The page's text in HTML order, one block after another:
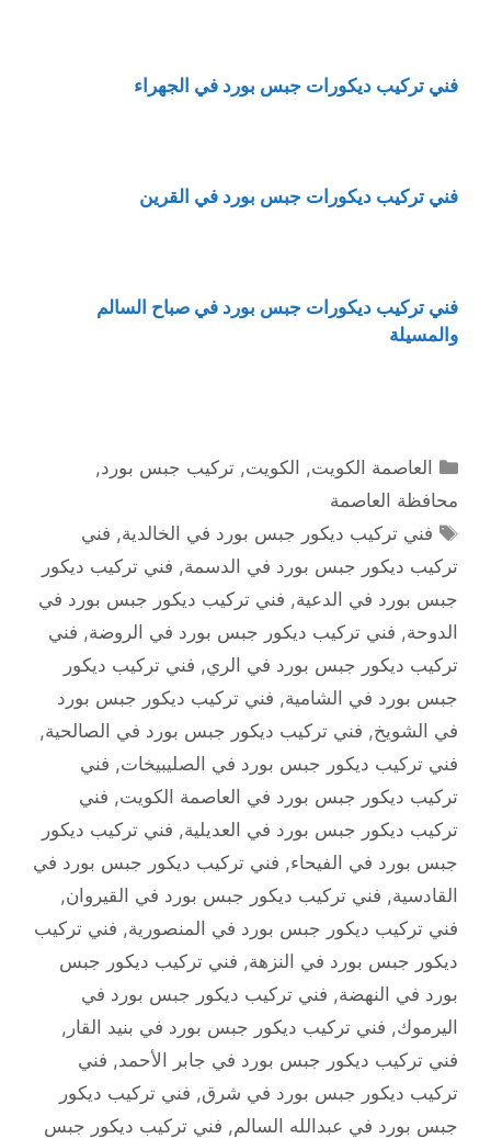
فني تركيب ديكورات جبس بورد في الجهراء
فني تركيب ديكورات جبس بورد في القرين
فني تركيب ديكورات جبس بورد في صباح السالم
والمسيلة
التصنيفات
العاصمة الكويت, الكويت,تركيب جبس بورد,
محافظة العاصمة
الوسوم
فني تركيب ديكور جبس بورد في الخالدية, فني
تركيب ديكور جبس بورد في الدسمة, فني تركيب ديكور
جبس بورد في الدعية, فني تركيب ديكور جبس بورد في
الدوحة, فني تركيب ديكور جبس بورد في الروضة, فني
تركيب ديكور جبس بورد في الري, فني تركيب ديكور
جبس بورد في الشامية, فني تركيب ديكور جبس بورد
في الشويخ, فني تركيب ديكور جبس بورد في الصالحية,
فني تركيب ديكور جبس بورد في الصليبيخات, فني
تركيب ديكور جبس بورد في العاصمة الكويت, فني
تركيب ديكور جبس بورد في العديلية, فني تركيب ديكور
جبس بورد في الفيحاء, فني تركيب ديكور جبس بورد في
القادسية, فني تركيب ديكور جبس بورد في القيروان,
فني تركيب ديكور جبس بورد في المنصورية, فني تركيب
ديكور جبس بورد في النزهة, فني تركيب ديكور جبس
بورد في النهضة, فني تركيب ديكور جبس بورد في
اليرموك, فني تركيب ديكور جبس بورد في بنيد القار ,
فني تركيب ديكور جبس بورد في جابر الأحمد, فني
تركيب ديكور جبس بورد في شرق, فني تركيب ديكور
جبس بورد في عبدالله السالم, فني تركيب ديكور جبس